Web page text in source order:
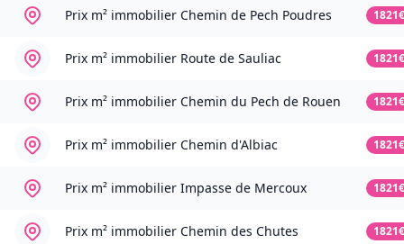
Prix m² immobilier Chemin de Pech Poudres 1821€
Prix m² immobilier Route de Sauliac 1821€
Prix m² immobilier Chemin du Pech de Rouen 1821€
Prix m² immobilier Chemin d'Albiac 1821€
Prix m² immobilier Impasse de Mercoux 1821€
Prix m² immobilier Chemin des Chutes 1821€